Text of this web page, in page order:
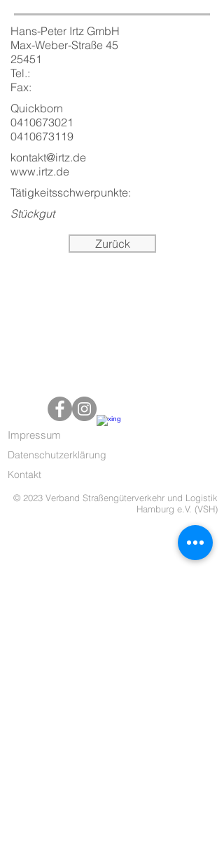
Hans-Peter Irtz GmbH
Max-Weber-Straße 45
25451
Tel.:
Fax:
Quickborn
0410673021
0410673119
kontakt@irtz.de
www.irtz.de
Tätigkeitsschwerpunkte:
Stückgut
Zurück
Impressum
Datenschutzerklärung
Kontakt
© 2023 Verband Straßengüterverkehr und Logistik
Hamburg e.V. (VSH)